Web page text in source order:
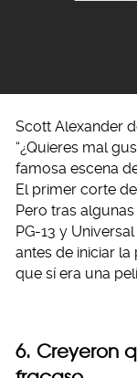
Scott Alexander
“¿Quieres mal
famosa escena
El primer corte
Pero tras
PG-13 y
antes de iniciar
que sí era una
6. Creyeron